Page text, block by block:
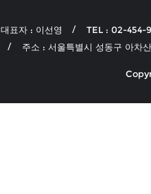
대표자 : 이선영 TEL : 02-454-
주소 : 서울특별시 성동구 아차